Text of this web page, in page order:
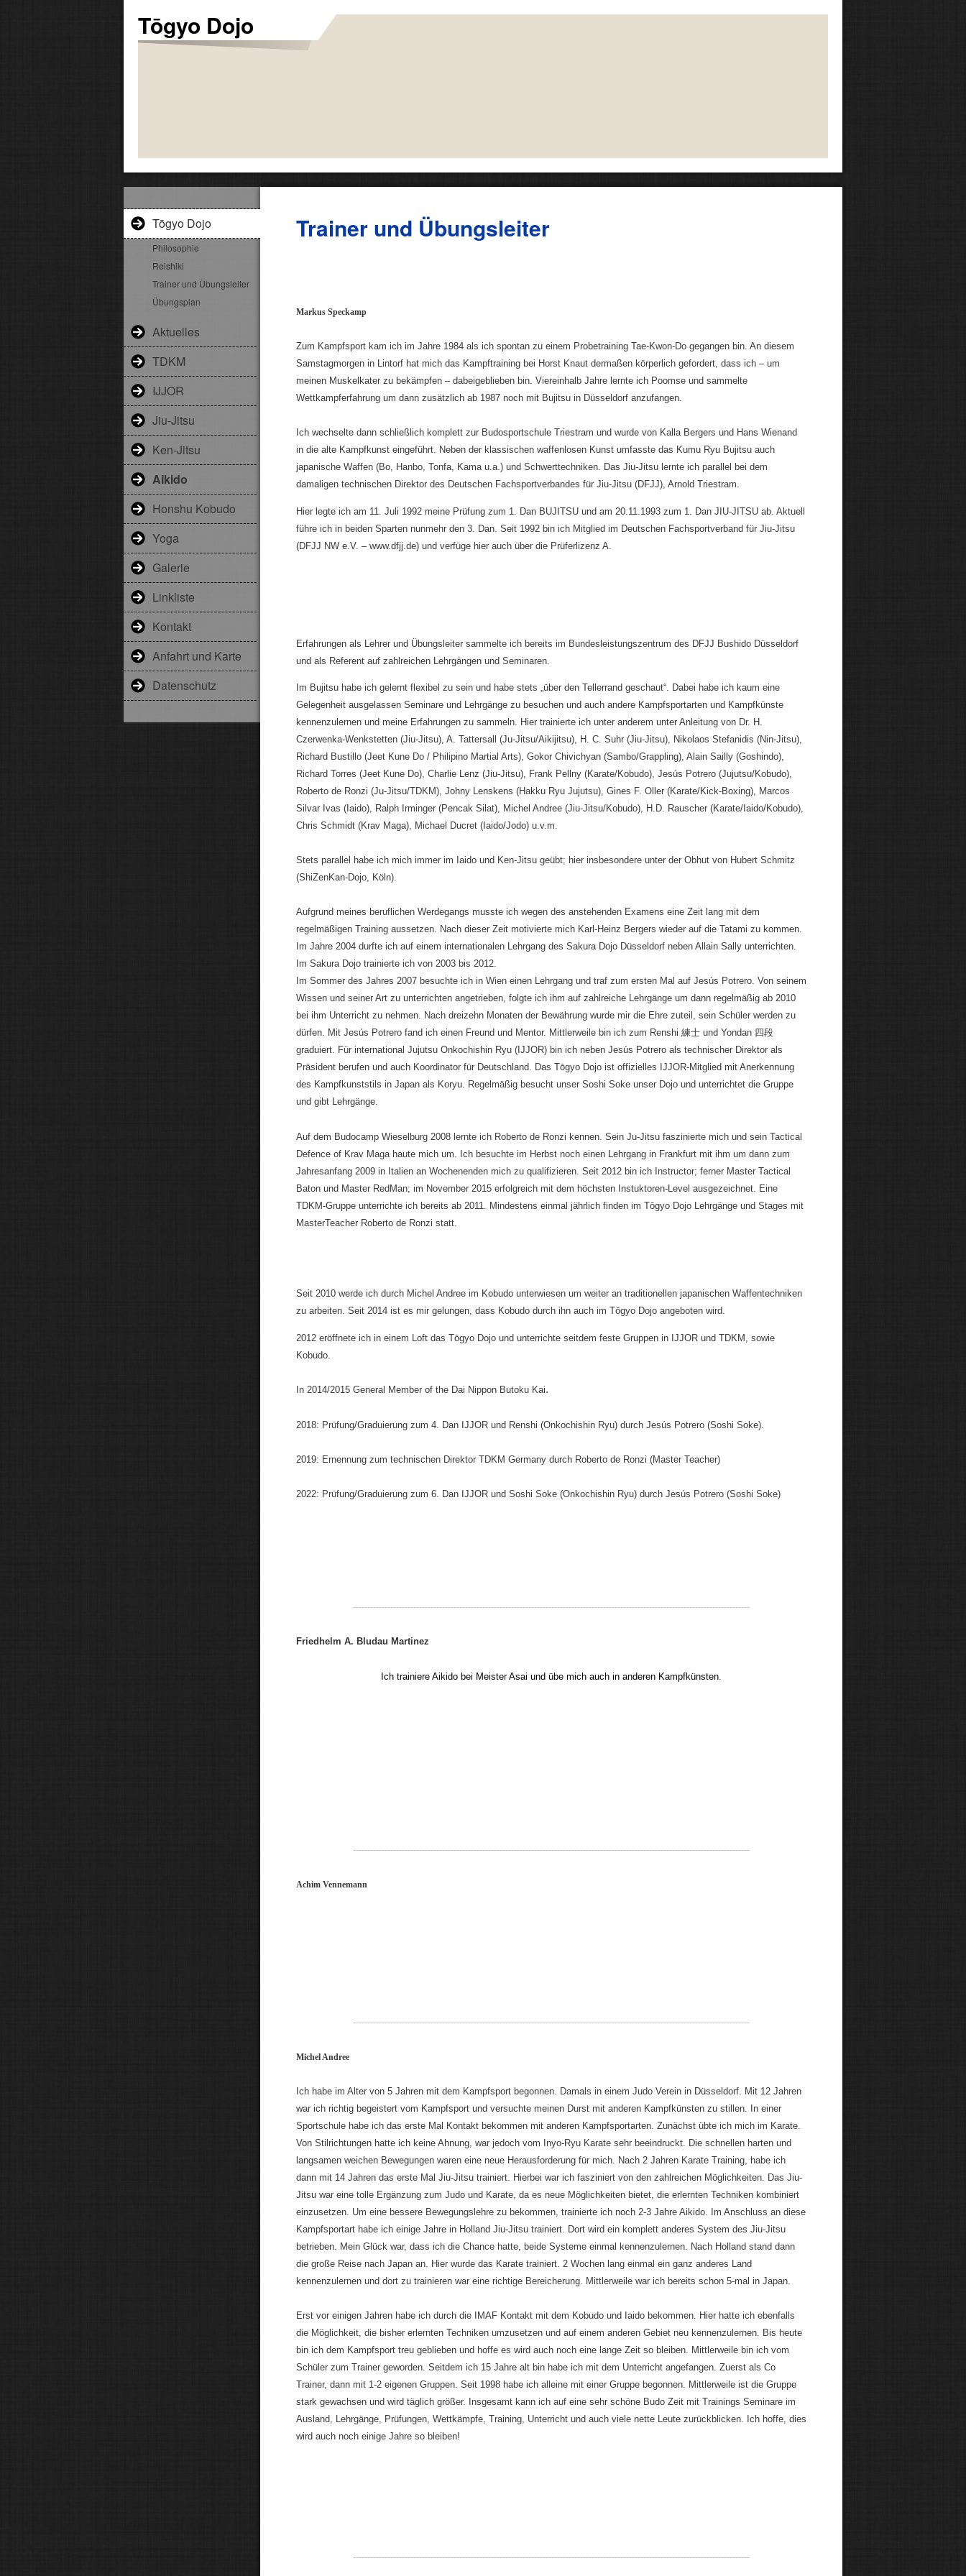
Tōgyo Dojo
Tōgyo Dojo
Philosophie
Reishiki
Trainer und Übungsleiter
Übungsplan
Aktuelles
TDKM
IJJOR
Jiu-Jitsu
Ken-Jitsu
Aikido
Honshu Kobudo
Yoga
Galerie
Linkliste
Kontakt
Anfahrt und Karte
Datenschutz
Trainer und Übungsleiter
Markus Speckamp
Zum Kampfsport kam ich im Jahre 1984 als ich spontan zu einem Probetraining Tae-Kwon-Do gegangen bin. An diesem
Samstagmorgen in Lintorf hat mich das Kampftraining bei Horst Knaut dermaßen körperlich gefordert, dass ich – um
meinen Muskelkater zu bekämpfen – dabeigeblieben bin. Viereinhalb Jahre lernte ich Poomse und sammelte
Wettkampferfahrung um dann zusätzlich ab 1987 noch mit Bujitsu in Düsseldorf anzufangen.
Ich wechselte dann schließlich komplett zur Budosportschule Triestram und wurde von Kalla Bergers und Hans Wienand
in die alte Kampfkunst eingeführt. Neben der klassischen waffenlosen Kunst umfasste das Kumu Ryu Bujitsu auch
japanische Waffen (Bo, Hanbo, Tonfa, Kama u.a.) und Schwerttechniken. Das Jiu-Jitsu lernte ich parallel bei dem
damaligen technischen Direktor des Deutschen Fachsportverbandes für Jiu-Jitsu (DFJJ), Arnold Triestram.
Hier legte ich am 11. Juli 1992 meine Prüfung zum 1. Dan BUJITSU und am 20.11.1993 zum 1. Dan JIU-JITSU ab. Aktuell
führe ich in beiden Sparten nunmehr den 3. Dan. Seit 1992 bin ich Mitglied im Deutschen Fachsportverband für Jiu-Jitsu
(DFJJ NW e.V. – www.dfjj.de) und verfüge hier auch über die Prüferlizenz A.
Erfahrungen als Lehrer und Übungsleiter sammelte ich bereits im Bundesleistungszentrum des DFJJ Bushido Düsseldorf
und als Referent auf zahlreichen Lehrgängen und Seminaren.
Im Bujitsu habe ich gelernt flexibel zu sein und habe stets „über den Tellerrand geschaut“. Dabei habe ich kaum eine
Gelegenheit ausgelassen Seminare und Lehrgänge zu besuchen und auch andere Kampfsportarten und Kampfkünste
kennenzulernen und meine Erfahrungen zu sammeln. Hier trainierte ich unter anderem unter Anleitung von Dr. H.
Czerwenka-Wenkstetten (Jiu-Jitsu), A. Tattersall (Ju-Jitsu/Aikijitsu), H. C. Suhr (Jiu-Jitsu), Nikolaos Stefanidis (Nin-Jitsu),
Richard Bustillo (Jeet Kune Do / Philipino Martial Arts), Gokor Chivichyan (Sambo/Grappling), Alain Sailly (Goshindo),
Richard Torres (Jeet Kune Do), Charlie Lenz (Jiu-Jitsu), Frank Pellny (Karate/Kobudo), Jesús Potrero (Jujutsu/Kobudo),
Roberto de Ronzi (Ju-Jitsu/TDKM), Johny Lenskens (Hakku Ryu Jujutsu), Gines F. Oller (Karate/Kick-Boxing), Marcos
Silvar Ivas (Iaido), Ralph Irminger (Pencak Silat), Michel Andree (Jiu-Jitsu/Kobudo), H.D. Rauscher (Karate/Iaido/Kobudo),
Chris Schmidt (Krav Maga), Michael Ducret (Iaido/Jodo) u.v.m.
Stets parallel habe ich mich immer im Iaido und Ken-Jitsu geübt; hier insbesondere unter der Obhut von Hubert Schmitz
(ShiZenKan-Dojo, Köln).
Aufgrund meines beruflichen Werdegangs musste ich wegen des anstehenden Examens eine Zeit lang mit dem
regelmäßigen Training aussetzen. Nach dieser Zeit motivierte mich Karl-Heinz Bergers wieder auf die Tatami zu kommen.
Im Jahre 2004 durfte ich auf einem internationalen Lehrgang des Sakura Dojo Düsseldorf neben Allain Sally unterrichten.
Im Sakura Dojo trainierte ich von 2003 bis 2012.
Im Sommer des Jahres 2007 besuchte ich in Wien einen Lehrgang und traf zum ersten Mal auf Jesús Potrero. Von seinem
Wissen und seiner Art zu unterrichten angetrieben, folgte ich ihm auf zahlreiche Lehrgänge um dann regelmäßig ab 2010
bei ihm Unterricht zu nehmen. Nach dreizehn Monaten der Bewährung wurde mir die Ehre zuteil, sein Schüler werden zu
dürfen. Mit Jesús Potrero fand ich einen Freund und Mentor. Mittlerweile bin ich zum Renshi 練士 und Yondan 四段
graduiert. Für international Jujutsu Onkochishin Ryu (IJJOR) bin ich neben Jesús Potrero als technischer Direktor als
Präsident berufen und auch Koordinator für Deutschland. Das Tōgyo Dojo ist offizielles IJJOR-Mitglied mit Anerkennung
des Kampfkunststils in Japan als Koryu. Regelmäßig besucht unser Soshi Soke unser Dojo und unterrichtet die Gruppe
und gibt Lehrgänge.
Auf dem Budocamp Wieselburg 2008 lernte ich Roberto de Ronzi kennen. Sein Ju-Jitsu faszinierte mich und sein Tactical
Defence of Krav Maga haute mich um. Ich besuchte im Herbst noch einen Lehrgang in Frankfurt mit ihm um dann zum
Jahresanfang 2009 in Italien an Wochenenden mich zu qualifizieren. Seit 2012 bin ich Instructor; ferner Master Tactical
Baton und Master RedMan; im November 2015 erfolgreich mit dem höchsten Instuktoren-Level ausgezeichnet.
Eine
TDKM-Gruppe unterrichte ich bereits ab 2011. Mindestens einmal jährlich finden im Tōgyo Dojo Lehrgänge und Stages mit
MasterTeacher Roberto de Ronzi statt.
Seit 2010 werde ich durch Michel Andree im Kobudo unterwiesen um weiter an traditionellen japanischen Waffentechniken
zu arbeiten. Seit 2014 ist es mir gelungen, dass Kobudo durch ihn auch im Tōgyo Dojo angeboten wird.
2012 eröffnete ich in einem Loft das Tōgyo Dojo und unterrichte seitdem feste Gruppen in IJJOR und TDKM, sowie
Kobudo.
In 2014/2015 General Member of the Dai Nippon Butoku Kai.
2018: Prüfung/Graduierung zum 4. Dan IJJOR und Renshi (Onkochishin Ryu) durch Jesús Potrero (Soshi Soke).
2019: Ernennung zum technischen Direktor TDKM Germany durch Roberto de Ronzi (Master Teacher)
2022: Prüfung/Graduierung zum 6. Dan IJJOR und Soshi Soke (Onkochishin Ryu) durch Jesús Potrero (Soshi Soke)
------------------------------------------------------------------------------------------------------------------------------------------
Friedhelm A. Bludau Martinez
Ich trainiere Aikido bei Meister Asai und übe mich auch in anderen Kampfkünsten.
------------------------------------------------------------------------------------------------------------------------------------------
Achim Vennemann
------------------------------------------------------------------------------------------------------------------------------------------
Michel Andree
Ich habe im Alter von 5 Jahren mit dem Kampfsport begonnen. Damals in einem Judo Verein in Düsseldorf. Mit 12 Jahren
war ich richtig begeistert vom Kampfsport und versuchte meinen Durst mit anderen Kampfkünsten zu stillen. In einer
Sportschule habe ich das erste Mal Kontakt bekommen mit anderen Kampfsportarten. Zunächst übte ich mich im Karate.
Von Stilrichtungen hatte ich keine Ahnung, war jedoch vom Inyo-Ryu Karate sehr beeindruckt. Die schnellen harten und
langsamen weichen Bewegungen waren eine neue Herausforderung für mich. Nach 2 Jahren Karate Training, habe ich
dann mit 14 Jahren das erste Mal Jiu-Jitsu trainiert. Hierbei war ich fasziniert von den zahlreichen Möglichkeiten. Das Jiu-
Jitsu war eine tolle Ergänzung zum Judo und Karate, da es neue Möglichkeiten bietet, die erlernten Techniken kombiniert
einzusetzen. Um eine bessere Bewegungslehre zu bekommen, trainierte ich noch 2-3 Jahre Aikido. Im Anschluss an diese
Kampfsportart habe ich einige Jahre in Holland Jiu-Jitsu trainiert. Dort wird ein komplett anderes System des Jiu-Jitsu
betrieben. Mein Glück war, dass ich die Chance hatte, beide Systeme einmal kennenzulernen. Nach Holland stand dann
die große Reise nach Japan an. Hier wurde das Karate trainiert. 2 Wochen lang einmal ein ganz anderes Land
kennenzulernen und dort zu trainieren war eine richtige Bereicherung. Mittlerweile war ich bereits schon 5-mal in Japan.
Erst vor einigen Jahren habe ich durch die IMAF Kontakt mit dem Kobudo und Iaido bekommen. Hier hatte ich ebenfalls
die Möglichkeit, die bisher erlernten Techniken umzusetzen und auf einem anderen Gebiet neu kennenzulernen. Bis heute
bin ich dem Kampfsport treu geblieben und hoffe es wird auch noch eine lange Zeit so bleiben. Mittlerweile bin ich vom
Schüler zum Trainer geworden. Seitdem ich 15 Jahre alt bin habe ich mit dem Unterricht angefangen. Zuerst als Co
Trainer, dann mit 1-2 eigenen Gruppen. Seit 1998 habe ich alleine mit einer Gruppe begonnen. Mittlerweile ist die Gruppe
stark gewachsen und wird täglich größer. Insgesamt kann ich auf eine sehr schöne Budo Zeit mit Trainings Seminare im
Ausland, Lehrgänge, Prüfungen, Wettkämpfe, Training, Unterricht und auch viele nette Leute zurückblicken. Ich hoffe, dies
wird auch noch einige Jahre so bleiben!
------------------------------------------------------------------------------------------------------------------------------------------